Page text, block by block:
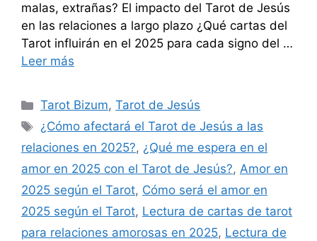
malas, extrañas? El impacto del Tarot de Jesús
en las relaciones a largo plazo ¿Qué cartas del
Tarot influirán en el 2025 para cada signo del …
Leer más
Categorías
Tarot Bizum,Tarot de Jesús
Etiquetas
¿Cómo afectará el Tarot de Jesús a las
relaciones en 2025?, ¿Qué me espera en el
amor en 2025 con el Tarot de Jesús?, Amor en
2025 según el Tarot, Cómo será el amor en
2025 según el Tarot, Lectura de cartas de tarot
para relaciones amorosas en 2025, Lectura de